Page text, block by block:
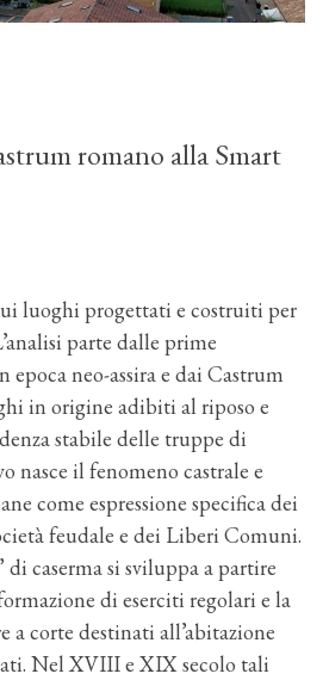
romano alla Smart
luoghi progettati e costruiti per
parte dalle prime
neo-assira e dai Castrum
in origine adibiti al riposo e
stabile delle truppe di
nasce il fenomeno castrale e
come espressione specifica dei
feudale e dei Liberi Comuni.
caserma si sviluppa a partire
di eserciti regolari e la
a corte destinati all’abitazione
Nel XVIII e XIX secolo tali